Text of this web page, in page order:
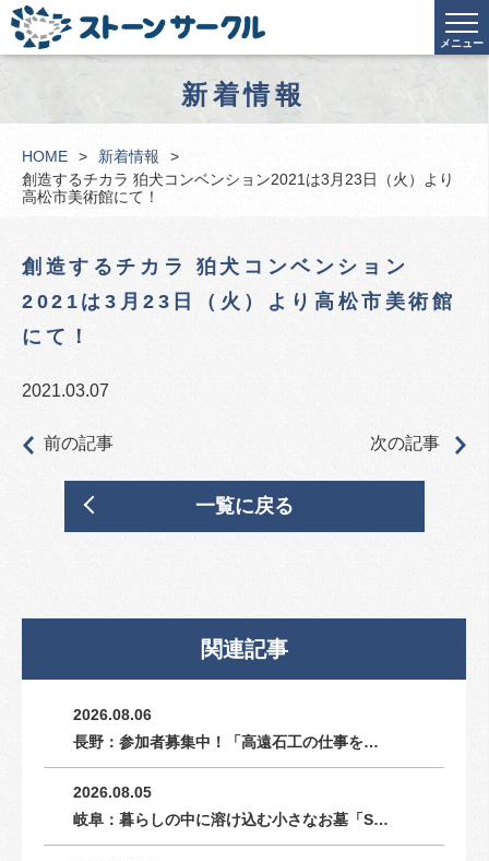
メニュー
新着情報
HOME
新着情報
創造するチカラ 狛犬コンベンション2021は3月23日（火）より
高松市美術館にて！
創造するチカラ 狛犬コンベンション
2021は3月23日（火）より高松市美術館
にて！
2021.03.07
前の記事 次の記事
一覧に戻る
関連記事
2026.08.06
長野：参加者募集中！「高遠石工の仕事を…
2026.08.05
岐阜：暮らしの中に溶け込む小さなお墓「S…